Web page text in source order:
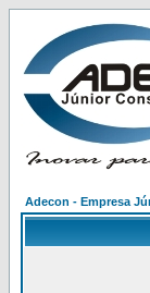
Adecon - Empresa